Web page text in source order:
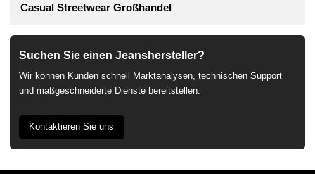
Casual Streetwear Großhandel
Suchen Sie einen Jeanshersteller?
Wir können Kunden schnell Marktanalysen, technischen Support
und maßgeschneiderte Dienste bereitstellen.
Kontaktieren Sie uns